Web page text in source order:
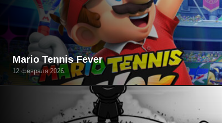
Mario Tennis Fever
12 февраля 2026